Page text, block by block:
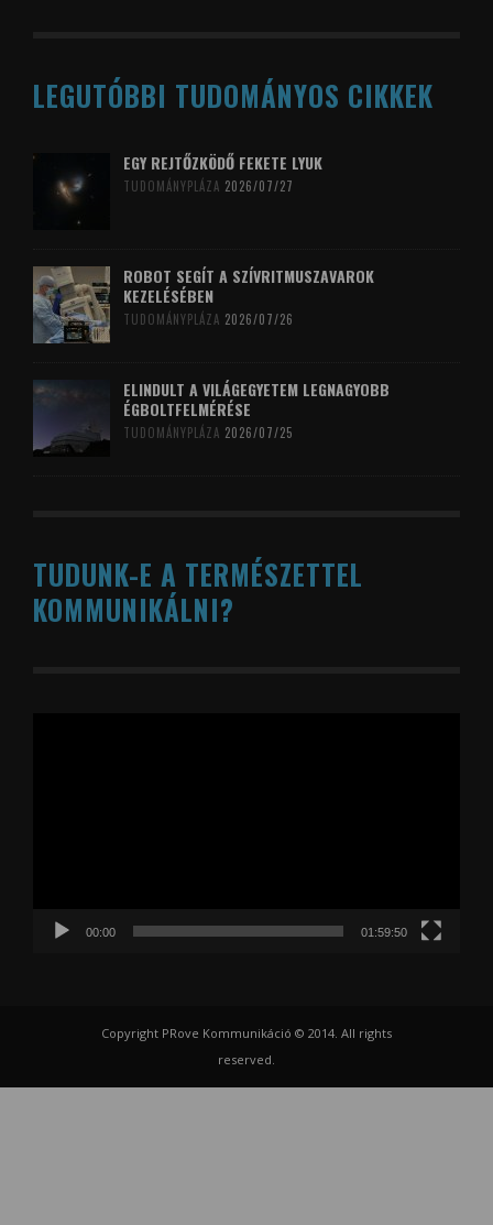
LEGUTÓBBI TUDOMÁNYOS CIKKEK
EGY REJTŐZKÖDŐ FEKETE LYUK
TUDOMÁNYPLÁZA 2026/07/27
ROBOT SEGÍT A SZÍVRITMUSZAVAROK
KEZELÉSÉBEN
TUDOMÁNYPLÁZA 2026/07/26
ELINDULT A VILÁGEGYETEM LEGNAGYOBB
ÉGBOLTFELMÉRÉSE
TUDOMÁNYPLÁZA 2026/07/25
TUDUNK-E A TERMÉSZETTEL
KOMMUNIKÁLNI?
00:00 01:59:50
Copyright PRove Kommunikáció © 2014. All rights
reserved.